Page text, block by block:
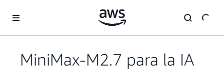
MiniMax-M2.7 para la IA